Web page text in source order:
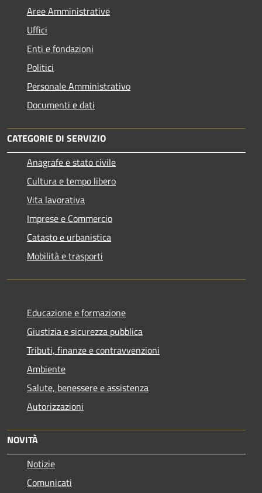
Aree Amministrative
Uffici
Enti e fondazioni
Politici
Personale Amministrativo
Documenti e dati
CATEGORIE DI SERVIZIO
Anagrafe e stato civile
Cultura e tempo libero
Vita lavorativa
Imprese e Commercio
Catasto e urbanistica
Mobilità e trasporti
Educazione e formazione
Giustizia e sicurezza pubblica
Tributi, finanze e contravvenzioni
Ambiente
Salute, benessere e assistenza
Autorizzazioni
NOVITÀ
Notizie
Comunicati